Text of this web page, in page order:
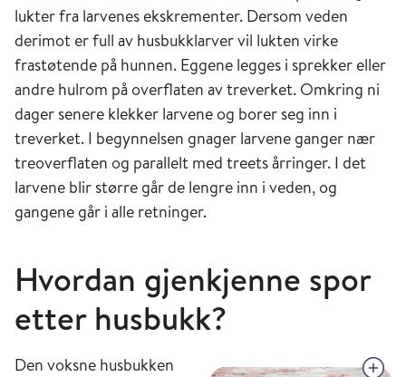
lukter fra larvenes ekskrementer. Dersom veden
derimot er full av husbukklarver vil lukten virke
frastøtende på hunnen. Eggene legges i sprekker eller
andre hulrom på overflaten av treverket. Omkring ni
dager senere klekker larvene og borer seg inn i
treverket. I begynnelsen gnager larvene ganger nær
treoverflaten og parallelt med treets årringer. I det
larvene blir større går de lengre inn i veden, og
gangene går i alle retninger.
Hvordan gjenkjenne spor
etter husbukk?
Den voksne husbukken